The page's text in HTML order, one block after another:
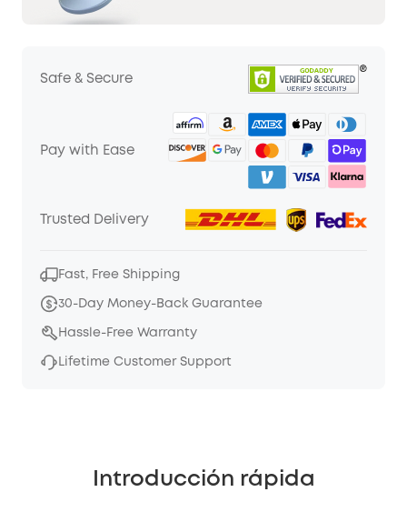
Safe & Secure
Pay with Ease
Trusted Delivery
Fast, Free Shipping
30-Day Money-Back Guarantee
Hassle-Free Warranty
Lifetime Customer Support
Introducción rápida